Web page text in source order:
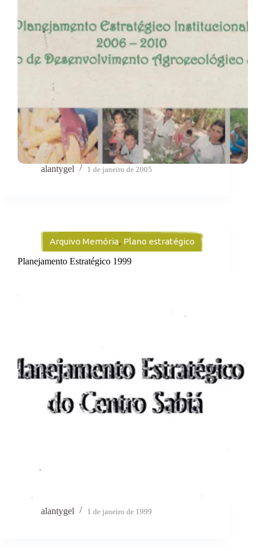
alantygel 1 de janeiro de 2005
Arquivo Memória, Plano estratégico
Planejamento Estratégico 1999
alantygel 1 de janeiro de 1999